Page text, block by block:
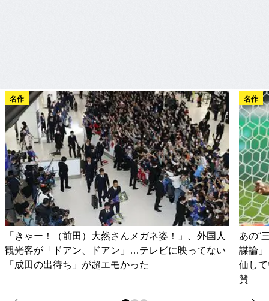
名作
「きゃー！（前田）大然さんメガネ姿！」、外国人
観光客が「ドアン、ドアン」…テレビに映ってない
「成田の出待ち」が超エモかった
名作
あの“
謀論
価し
賛